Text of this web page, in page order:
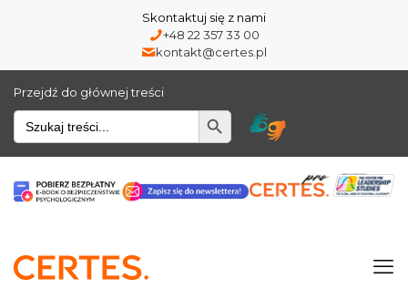
Skontaktuj się z nami
+48 22 357 33 00
kontakt@certes.pl
Przejdź do głównej treści
Wyszukiwarka